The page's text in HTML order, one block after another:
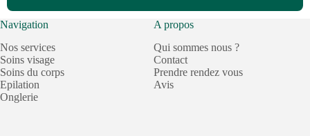
Navigation
Nos services
Soins visage
Soins du corps
Epilation
Onglerie
A propos
Qui sommes nous ?
Contact
Prendre rendez vous
Avis